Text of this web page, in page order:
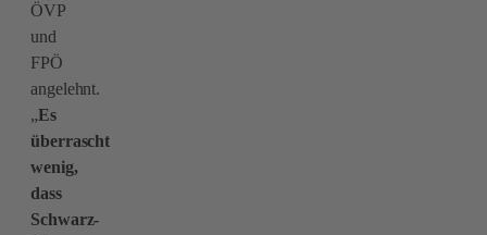
ÖVP
und
FPÖ
angelehnt.
„Es
überrascht
wenig,
dass
Schwarz-